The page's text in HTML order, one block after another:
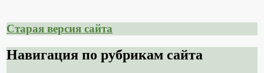
Старая версия сайта
Навигация по рубрикам сайта